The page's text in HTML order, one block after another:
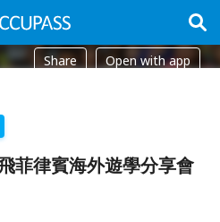
Share Open with app
菲律賓海外遊學分享會